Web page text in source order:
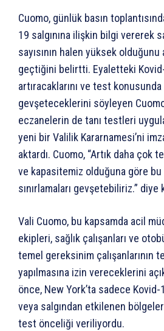
Cuomo, günlük basın
19 salgınına ilişkin bilgi vererek
sayısının halen yüksek
geçtiğini belirtti. Eyaletteki Kovid-
artıracaklarını ve test konusunda
gevşeteceklerini söyleyen
eczanelerin de tanı testleri
yeni bir Valilik Kararnamesi’ni
aktardı. Cuomo, “Artık daha çok
ve kapasitemiz olduğuna göre
sınırlamaları gevşetebiliriz.” diye
Vali Cuomo, bu kapsamda acil
ekipleri, sağlık çalışanları ve
temel gereksinim çalışanlarının
yapılmasına izin vereceklerini
önce, New York’ta sadece
veya salgından etkilenen
test önceliği veriliyordu.